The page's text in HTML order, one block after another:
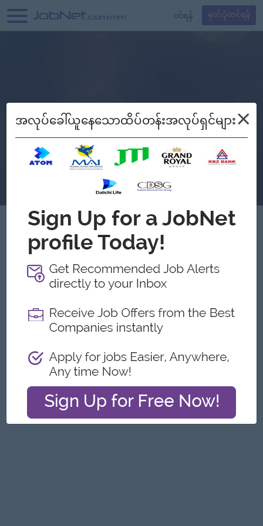
၀င်ရန် မှတ်ပုံတင်ရန်
Golden Myanmar Hotel
အကြောင်းအရာ
ဤကြော်ငြာကို တိုင်ကြားရန်
အလုပ်ခေါ်ယူနေသောထိပ်တန်းအလုပ်ရှင်များ×